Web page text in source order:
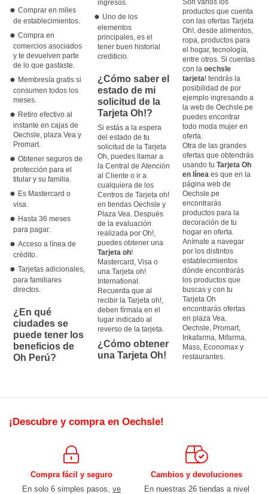
Comprar en miles
de establecimientos.
Compra en
comercios asociados
y te devuelven parte
de lo que gastaste.
Membresía gratis si
consumen todos los
meses.
Retiro efectivo al
instante en cajas de
Oechsle, plaza Vea y
Promart.
Obtener seguros de
protección para el
titular y su familia.
Es Mastercard o
visa.
Hasta 36 meses
para pagar.
Acceso a línea de
crédito.
Tarjetas adicionales,
para familiares
directos.
¿En qué
ciudades se
puede tener los
beneficios de
Oh Perú?
ingresos.
Uno de los
elementos
principales, es el
tener buen historial
crediticio.
¿Cómo saber el
estado de mi
solicitud de la
Tarjeta Oh!?
Si estás a la espera
del estado de tu
solicitud de la Tarjeta
Oh, puedes llamar a
la Central de Atención
al Cliente o ir a
cualquiera de los
Centros de Tarjeta oh!
en tiendas Oechsle y
Plaza Vea. Después
de la evaluación
realizada por Oh!,
puedes obtener una
Tarjeta oh!
Mastercard, Visa o
una Tarjeta oh!
International.
Recuerda que al
recibir la Tarjeta oh!,
deben fírmala en el
lugar indicado al
reverso de la tarjeta.
¿Cómo obtener
una Tarjeta Oh!
productos que cuenta
con las ofertas Tarjeta
Oh!, desde alimentos,
ropa, productos para
el hogar, tecnología,
entre otros. Si cuentas
con la oechsle
tarjeta! tendrás la
posibilidad de por
ejemplo ingresando a
la web de Oechsle.pe
puedes encontrar
todo moda mujer en
oferta.
Otra de las grandes
ofertas que obtendrás
usando tu Tarjeta Oh
en línea es que en la
página web de
Oechsle.pe
encontrarás
productos para la
decoración de tu
hogar en oferta.
Anímate a navegar
por los distintos
establecimientos
dónde encontrarás
los productos que
buscas y con tu
Tarjeta Oh
encontrarás ofertas
en plaza Vea,
Oechsle, Promart,
Inkafarma, Mifarma,
Mass, Economax y
restaurantes.
¡Descubre y compra en Oechsle!
Compra fácil y seguro
En solo 6 simples pasos, ve
Cambios y devoluciones
En nuestras 26 tiendas a nivel